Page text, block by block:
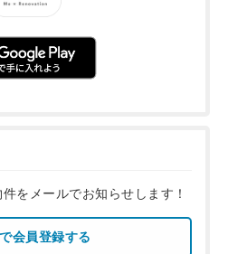
をメールでお知らせします！
会員登録する